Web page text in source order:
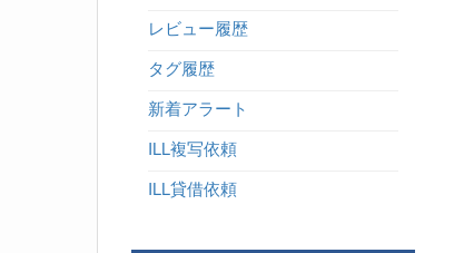
レビュー履歴
タグ履歴
新着アラート
ILL複写依頼
ILL貸借依頼